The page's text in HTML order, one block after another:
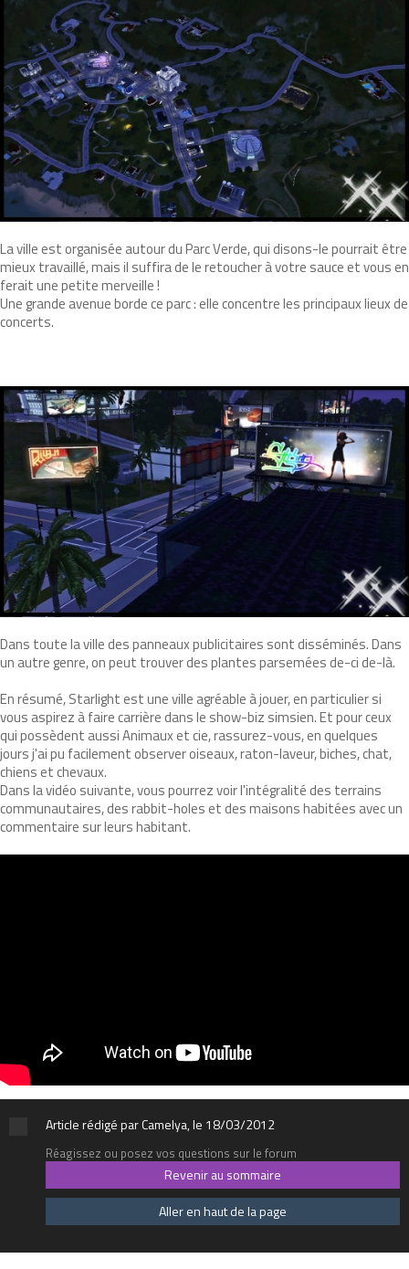
La ville est organisée autour du Parc Verde, qui disons-le pourrait être
mieux travaillé, mais il suffira de le retoucher à votre sauce et vous en
ferait une petite merveille !
Une grande avenue borde ce parc : elle concentre les principaux lieux de
concerts.
Dans toute la ville des panneaux publicitaires sont disséminés. Dans
un autre genre, on peut trouver des plantes parsemées de-ci de-là.
En résumé, Starlight est une ville agréable à jouer, en particulier si
vous aspirez à faire carrière dans le show-biz simsien. Et pour ceux
qui possèdent aussi Animaux et cie, rassurez-vous, en quelques
jours j'ai pu facilement observer oiseaux, raton-laveur, biches, chat,
chiens et chevaux.
Dans la vidéo suivante, vous pourrez voir l'intégralité des terrains
communautaires, des rabbit-holes et des maisons habitées avec un
commentaire sur leurs habitant.
Article rédigé par Camelya, le 18/03/2012
Réagissez ou posez vos questions sur le forum
Revenir au sommaire
Aller en haut de la page